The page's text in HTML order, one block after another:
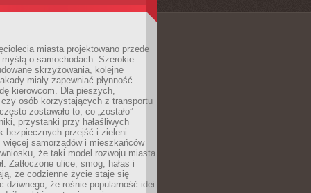
miasta projektowano przede
o samochodach. Szerokie
skrzyżowania, kolejne
miały zapewniać płynność
kierowcom. Dla pieszych,
czy osób korzystających z transportu
zostawało to, co „zostało” –
przystanki przy hałaśliwych
bezpiecznych przejść i zieleni.
więcej samorządów i mieszkańców
że taki model rozwoju miasta
Zatłoczone ulice, smog, hałas i
że codzienne życie staje się
dziwnego, że rośnie popularność idei